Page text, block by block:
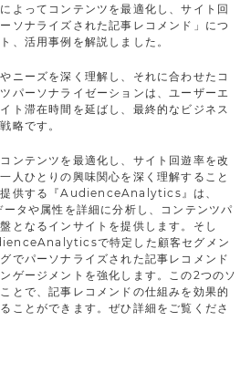
よってコンテンツを最適化し、サイト回
ソナライズされた記事レコメンド」につ
、活用事例を解説しました。
ニーズを深く理解し、それに合わせたコ
パーソナライゼーションは、ユーザーエ
ト滞在時間を延ばし、最終的なビジネス
略です。
ンテンツを最適化し、サイト回遊率を改
人ひとりの興味関心を深く理解すること
提供する『AudienceAnalytics』は、
タや属性を詳細に分析し、コンテンツパ
となるインサイトを提供します。そし
で特定した顧客セグメン
でパーソナライズされた記事レコメンド
ゲージメントを強化します。この2つのソ
とで、記事レコメンドの仕組みを効果的
ことができます。ぜひ詳細をご覧くださ